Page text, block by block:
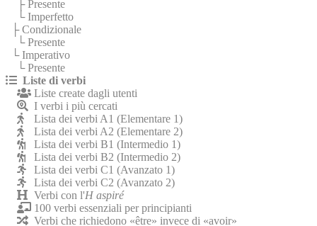
├ Presente
└ Imperfetto
├ Condizionale
└ Presente
└ Imperativo
└ Presente
Liste di verbi
Liste create dagli utenti
I verbi i più cercati
Lista dei verbi A1 (Elementare 1)
Lista dei verbi A2 (Elementare 2)
Lista dei verbi B1 (Intermedio 1)
Lista dei verbi B2 (Intermedio 2)
Lista dei verbi C1 (Avanzato 1)
Lista dei verbi C2 (Avanzato 2)
Verbi con l'H aspiré
100 verbi essenziali per principianti
Verbi che richiedono «être» invece di «avoir»